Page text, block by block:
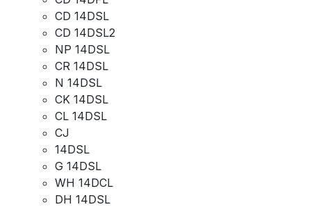
CD 14DSL
CD 14DSL2
NP 14DSL
CR 14DSL
N 14DSL
CK 14DSL
CL 14DSL
CJ
14DSL
G 14DSL
WH 14DCL
DH 14DSL